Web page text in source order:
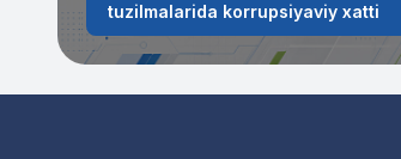
tuzilmalarida korrupsiyaviy xatti